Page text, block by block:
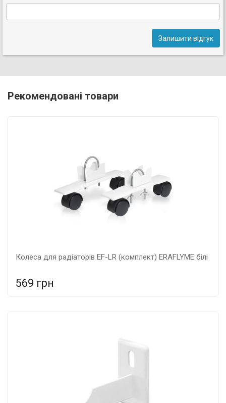
Залишити відгук
Рекомендовані товари
Колеса для радіаторів EF-LR (комплект) ERAFLYME білі
569 грн